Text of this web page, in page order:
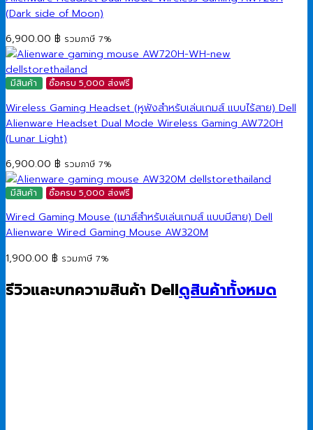
(Dark side of Moon)
6,900.00 ฿ รวมภาษี 7%
มีสินค้า ซื้อครบ 5,000 ส่งฟรี
Wireless Gaming Headset (หูฟังสำหรับเล่นเกมส์ แบบไร้สาย) Dell
Alienware Headset Dual Mode Wireless Gaming AW720H
(Lunar Light)
6,900.00 ฿ รวมภาษี 7%
มีสินค้า ซื้อครบ 5,000 ส่งฟรี
Wired Gaming Mouse (เมาส์สำหรับเล่นเกมส์ แบบมีสาย) Dell
Alienware Wired Gaming Mouse AW320M
1,900.00 ฿ รวมภาษี 7%
รีวิวและบทความสินค้า Dellดูสินค้าทั้งหมด